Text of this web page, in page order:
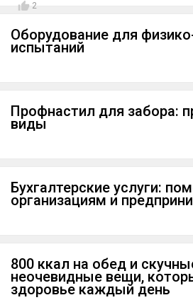
2
Оборудование для
испытаний
Профнастил для забора:
виды
Бухгалтерские услуги:
организациям и
800 ккал на обед и
неочевидные вещи,
здоровье каждый день